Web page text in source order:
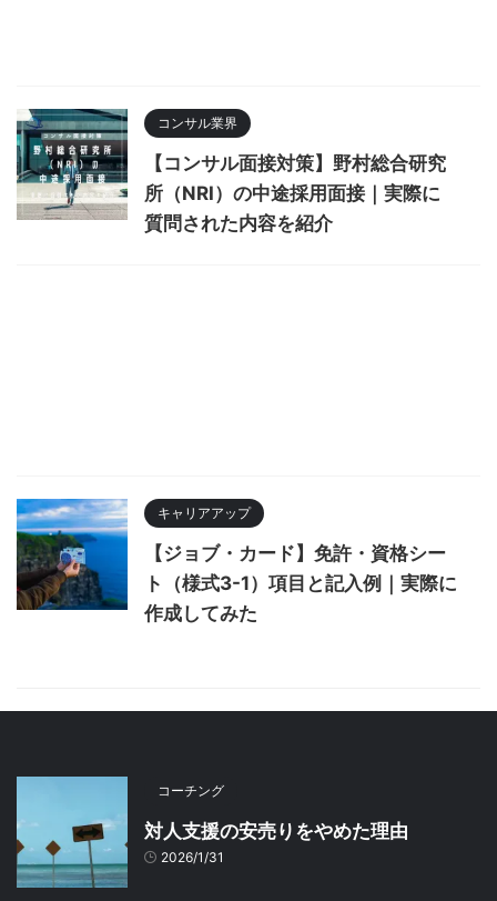
コンサル業界
【コンサル面接対策】野村総合研究
所（NRI）の中途採用面接｜実際に
質問された内容を紹介
キャリアアップ
【ジョブ・カード】免許・資格シー
ト（様式3-1）項目と記入例｜実際に
作成してみた
コーチング
対人支援の安売りをやめた理由
2026/1/31